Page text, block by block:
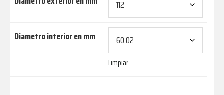
Diametro interior en mm
Limpiar